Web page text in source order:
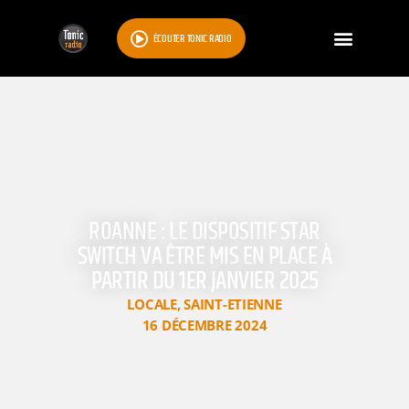
ÉCOUTER TONIC RADIO
ROANNE : LE DISPOSITIF STAR
SWITCH VA ÊTRE MIS EN PLACE À
PARTIR DU 1ER JANVIER 2025
LOCALE,SAINT-ETIENNE
16 DÉCEMBRE 2024